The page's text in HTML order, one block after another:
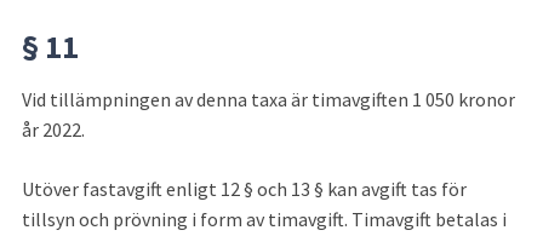
§ 11
Vid tillämpningen av denna taxa är timavgiften 1 050 kronor
år 2022.
Utöver fastavgift enligt 12 § och 13 § kan avgift tas för
tillsyn och prövning i form av timavgift. Timavgift betalas i